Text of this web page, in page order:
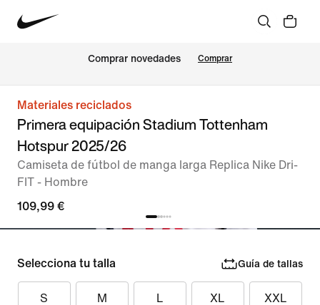
Comprar novedades Comprar
Materiales reciclados
Primera equipación Stadium Tottenham
Hotspur 2025/26
Camiseta de fútbol de manga larga Replica Nike Dri-
FIT - Hombre
109,99 €
Selecciona tu talla Guía de tallas
S M L XL XXL